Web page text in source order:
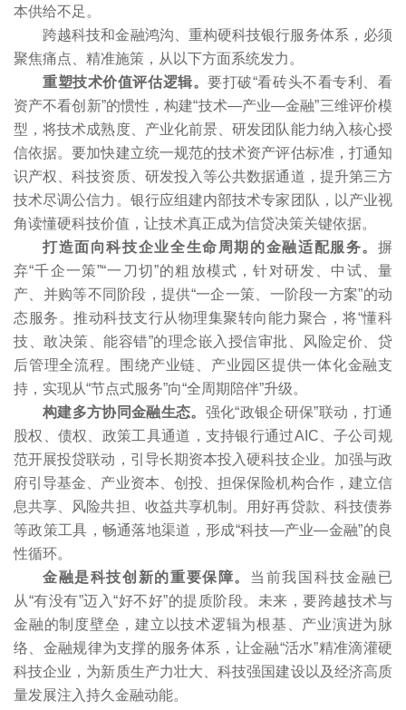
本供给不足。
跨越科技和金融鸿沟、重构硬科技银行服务体系，必须
聚焦痛点、精准施策，从以下方面系统发力。
重塑技术价值评估逻辑。要打破“看砖头不看专利、看
资产不看创新”的惯性，构建“技术—产业—金融”三维评价模
型，将技术成熟度、产业化前景、研发团队能力纳入核心授
信依据。要加快建立统一规范的技术资产评估标准，打通知
识产权、科技资质、研发投入等公共数据通道，提升第三方
技术尽调公信力。银行应组建内部技术专家团队，以产业视
角读懂硬科技价值，让技术真正成为信贷决策关键依据。
打造面向科技企业全生命周期的金融适配服务。 摒
弃“千企一策”“一刀切”的粗放模式，针对研发、中试、量
产、并购等不同阶段，提供“一企一策、一阶段一方案”的动
态服务。推动科技支行从物理集聚转向能力聚合，将“懂科
技、敢决策、能容错”的理念嵌入授信审批、风险定价、贷
后管理全流程。围绕产业链、产业园区提供一体化金融支
持，实现从“节点式服务”向“全周期陪伴”升级。
构建多方协同金融生态。 强化“政银企研保”联动，打通
股权、债权、政策工具通道，支持银行通过AIC、子公司规
范开展投贷联动，引导长期资本投入硬科技企业。加强与政
府引导基金、产业资本、创投、担保保险机构合作，建立信
息共享、风险共担、收益共享机制。用好再贷款、科技债券
等政策工具，畅通落地渠道，形成“科技—产业—金融”的良
性循环。
金融是科技创新的重要保障。 当前我国科技金融已
从“有没有”迈入“好不好”的提质阶段。未来，要跨越技术与
金融的制度壁垒，建立以技术逻辑为根基、产业演进为脉
络、金融规律为支撑的服务体系，让金融“活水”精准滴灌硬
科技企业，为新质生产力壮大、科技强国建设以及经济高质
量发展注入持久金融动能。